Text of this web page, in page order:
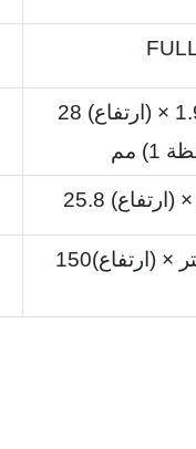
28 (ارتفاع) × 61.35 (رأسي) × 1.9
مم